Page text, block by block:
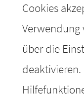
Cookies
Verwendung
über die